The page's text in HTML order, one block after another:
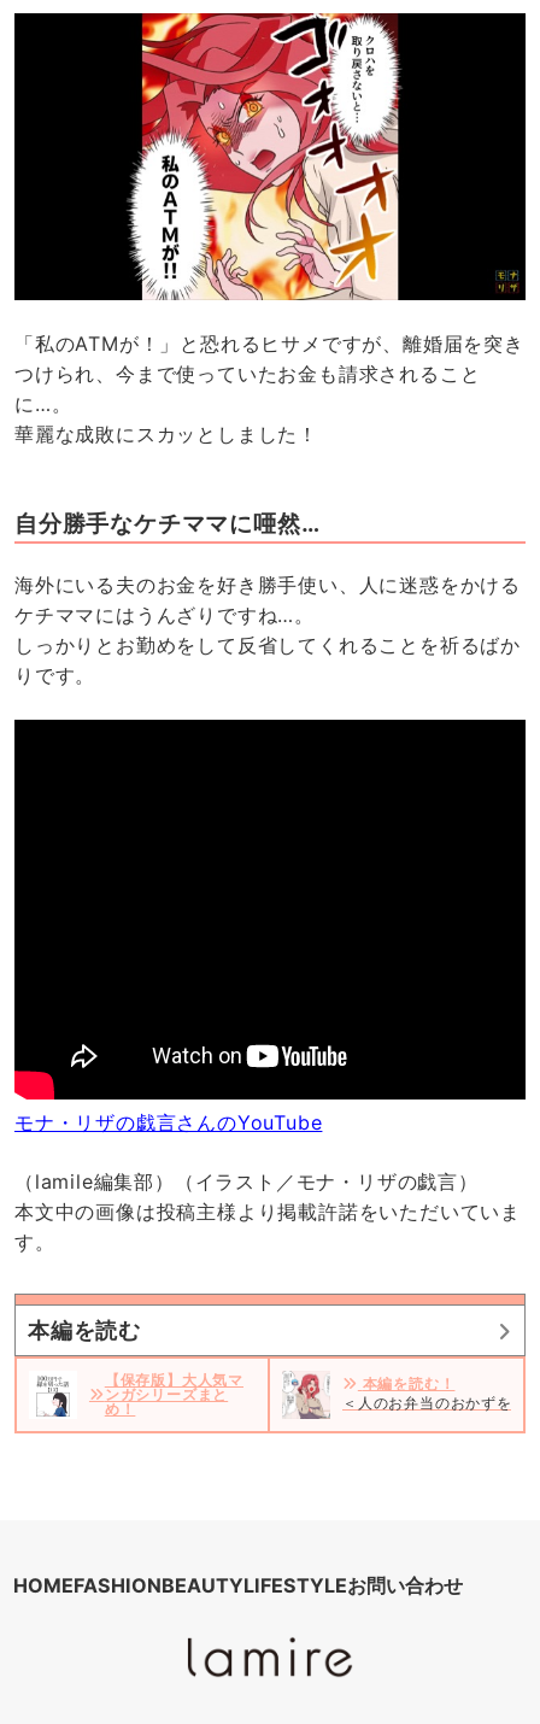
「私のATMが！」と恐れるヒサメですが、離婚届を突き
つけられ、今まで使っていたお金も請求されること
に…。
華麗な成敗にスカッとしました！
自分勝手なケチママに唖然…
海外にいる夫のお金を好き勝手使い、人に迷惑をかける
ケチママにはうんざりですね…。
しっかりとお勤めをして反省してくれることを祈るばか
りです。
モナ・リザの戯言さんのYouTube
（lamile編集部）（イラスト／モナ・リザの戯言）
本文中の画像は投稿主様より掲載許諾をいただいていま
す。
本編を読む
【保存版】大人気マ
ンガシリーズまと
め！
本編を読む！
＜人のお弁当のおかずをあ
HOMEFASHIONBEAUTYLIFESTYLEお問い合わせ